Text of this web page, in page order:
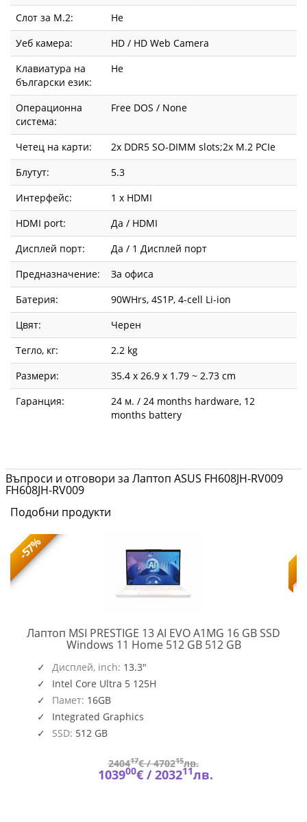
Слот за М.2:
Не
Уеб камера:
HD / HD Web Camera
Клавиатура на
български език:
Не
Операционна
система:
Free DOS / None
Четец на карти:
2x DDR5 SO-DIMM slots;2x M.2 PCIe
Блутут:
5.3
Интерфейс:
1 x HDMI
HDMI port:
Да / HDMI
Дисплей порт:
Да / 1 Дисплей порт
Предназначение:
За офиса
Батерия:
90WHrs, 4S1P, 4-cell Li-ion
Цвят:
Черен
Тегло, кг:
2.2 kg
Размери:
35.4 x 26.9 x 1.79 ~ 2.73 cm
Гаранция:
24 м. / 24 months hardware, 12
months battery
Въпроси и отговори за Лаптоп ASUS FH608JH-RV009
FH608JH-RV009
Подобни продукти
-57%
Лаптоп MSI PRESTIGE 13 AI EVO A1MG 16 GB SSD
Windows 11 Home 512 GB 512 GBPRESTIGE
Дисплей, inch: 13.3"
Intel Core Ultra 5 125H
Памет: 16GB
Integrated Graphics
SSD: 512 GB
240417€ /470215лв.
103900€ /203211лв.